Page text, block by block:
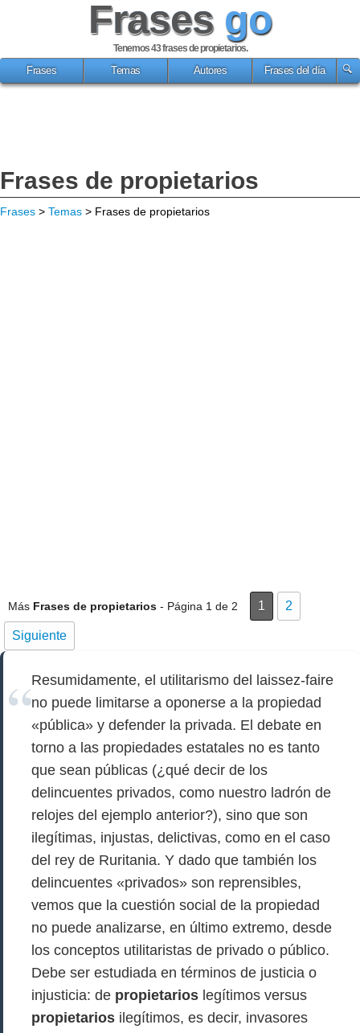
Frases go
Tenemos 43frases de propietarios.
Frases
Temas Autores Frases del día
Frases de propietarios
Frases > Temas > Frases de propietarios
Más Frases de propietarios - Página 1 de 2 1 2
Siguiente
Resumidamente, el utilitarismo del laissez-faire
no puede limitarse a oponerse a la propiedad
«pública» y defender la privada. El debate en
torno a las propiedades estatales no es tanto
que sean públicas (¿qué decir de los
delincuentes privados, como nuestro ladrón de
relojes del ejemplo anterior?), sino que son
ilegítimas, injustas, delictivas, como en el caso
del rey de Ruritania. Y dado que también los
delincuentes «privados» son reprensibles,
vemos que la cuestión social de la propiedad
no puede analizarse, en último extremo, desde
los conceptos utilitaristas de privado o público.
Debe ser estudiada en términos de justicia o
injusticia: de propietarios legítimos versus
propietarios ilegítimos, es decir, invasores